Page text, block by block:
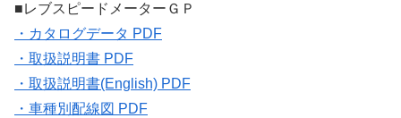
■レブスピードメーターＧＰ
・カタログデータ PDF
・取扱説明書 PDF
・取扱説明書(English) PDF
・車種別配線図 PDF